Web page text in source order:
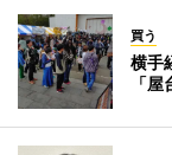
買う
横手
「屋